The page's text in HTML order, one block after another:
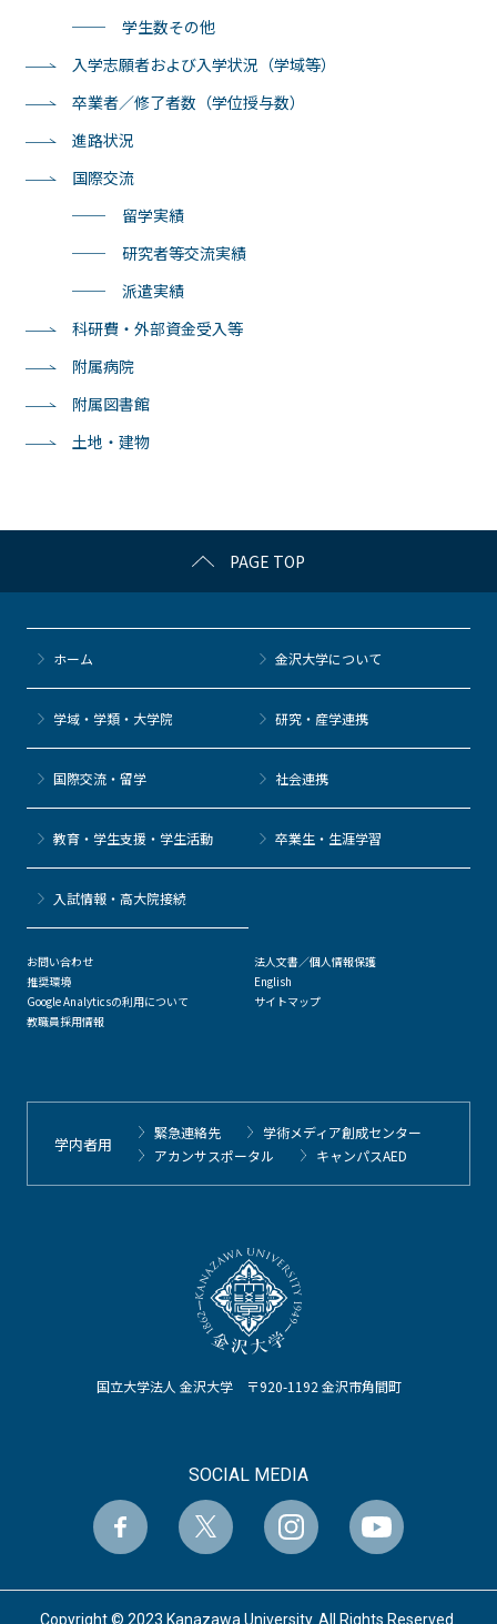
── 学生数その他
入学志願者および入学状況（学域等）
卒業者／修了者数（学位授与数）
進路状況
国際交流
── 留学実績
── 研究者等交流実績
── 派遣実績
科研費・外部資金受入等
附属病院
附属図書館
土地・建物
PAGE TOP
国立大学法人 金沢大学 〒920-1192 金沢市角間町
SOCIAL MEDIA
ホーム 金沢大学について
学域・学類・大学院 研究・産学連携
国際交流・留学 社会連携
教育・学生支援・学生活動 卒業生・生涯学習
⼊試情報・高大院接続
お問い合わせ
推奨環境
Google Analyticsの利用について
教職員採用情報
法人文書／個人情報保護
English
サイトマップ
学内者用
緊急連絡先
学術メディア創成センター
アカンサスポータル
キャンパスAED
Copyright © 2023 Kanazawa University. All Rights Reserved.